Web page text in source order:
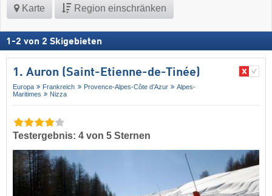
Karte Region einschränken
1 -2 von 2 Skigebieten
1. Auron (Saint-Etienne-de-Tinée)
Europa Frankreich Provence-Alpes-Côte d’Azur
Alpes-
Maritimes
Nizza
Testergebnis: 4 von 5 Sternen